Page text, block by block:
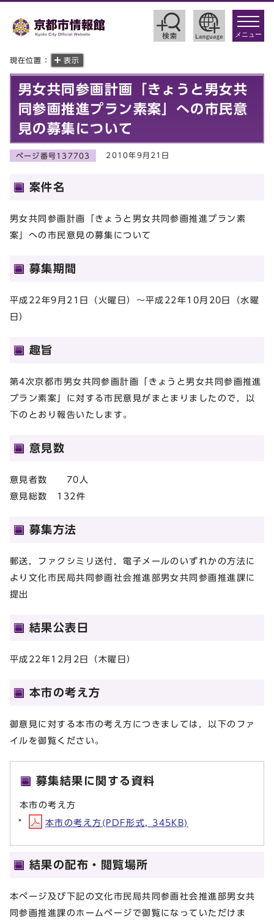
toggle
メニュー
現在位置： 表示
男女共同参画計画「きょうと男女共
同参画推進プラン素案」への市民意
見の募集について
ページ番号137703 2010年9月21日
案件名
男女共同参画計画「きょうと男女共同参画推進プラン素
案」への市民意見の募集について
募集期間
平成22年9月21日（火曜日）～平成22年10月20日（水曜
日）
趣旨
第4次京都市男女共同参画計画「きょうと男女共同参画推進
プラン素案」に対する市民意見がまとまりましたので，以
下のとおり報告いたします。
意見数
意見者数 70人
意見総数 132件
募集方法
郵送，ファクシミリ送付，電子メールのいずれかの方法に
より文化市民局共同参画社会推進部男女共同参画推進課に
提出
結果公表日
平成22年12月2日（木曜日）
本市の考え方
御意見に対する本市の考え方につきましては，以下のファ
イルを御覧ください。
募集結果に関する資料
本市の考え方
本市の考え方(PDF形式, 345KB)
結果の配布・閲覧場所
本ページ及び下記の文化市民局共同参画社会推進部男女共
同参画推進課のホームページで御覧になっていただけま